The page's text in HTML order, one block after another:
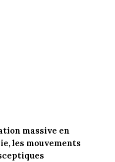
massive en
les mouvements